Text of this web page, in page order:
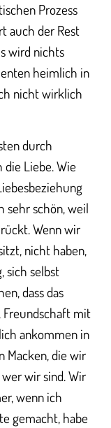
Prozess
auch der Rest
wird nichts
heimlich in
nicht wirklich
durch
die Liebe. Wie
sehr schön, weil
Wenn wir
nicht haben,
sich selbst
dass das
Freundschaft mit
ankommen in
Macken, die wir
wir sind. Wir
wenn ich
gemacht, habe